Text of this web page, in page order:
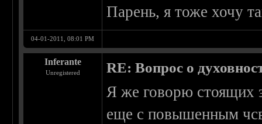
Парень, я тоже хочу
04-01-2011, 08:01 PM
Inferante
Unregistered RE: Вопрос о
Я же говорю стоящих
еще с повышенным